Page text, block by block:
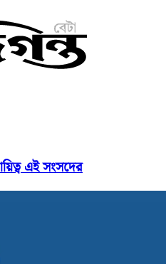
এই সংসদের